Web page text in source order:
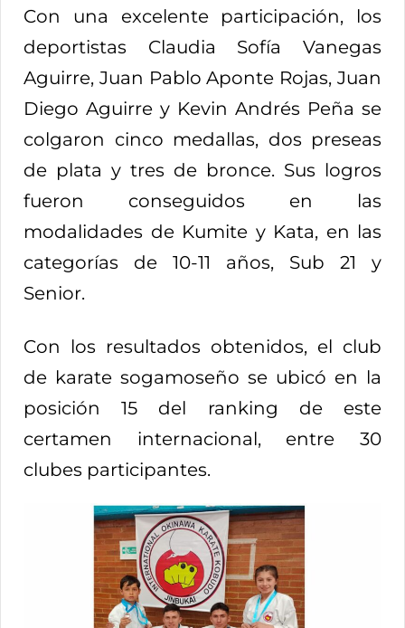
Con una excelente participación, los
deportistas Claudia Sofía Vanegas
Aguirre, Juan Pablo Aponte Rojas, Juan
Diego Aguirre y Kevin Andrés Peña se
colgaron cinco medallas, dos preseas
de plata y tres de bronce. Sus logros
fueron conseguidos en las
modalidades de Kumite y Kata, en las
categorías de 10-11 años, Sub 21 y
Senior.
Con los resultados obtenidos, el club
de karate sogamoseño se ubicó en la
posición 15 del ranking de este
certamen internacional, entre 30
clubes participantes.